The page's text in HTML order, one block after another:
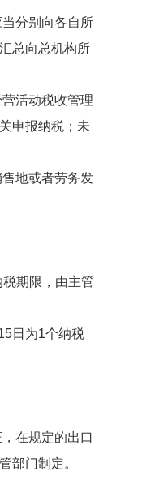
分别向各自所
总向总机构所
活动税收管理
申报纳税；未
地或者劳务发
期限，由主管
日为1个纳税
在规定的出口
部门制定。